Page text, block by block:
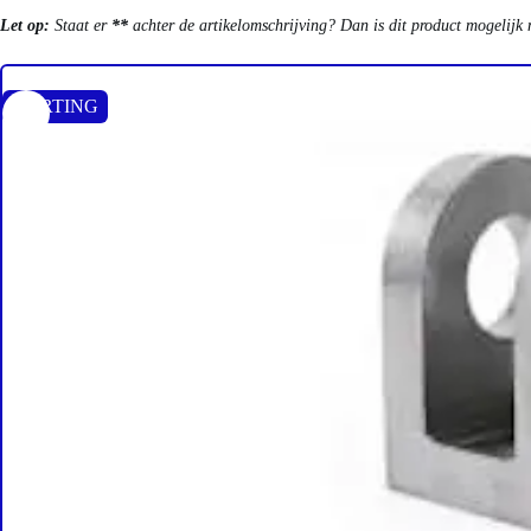
Let op: Staat er ** achter de artikelomschrijving? Dan is dit product
KORTING